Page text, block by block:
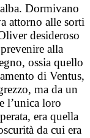
Dormivano
attorno alle sorti
desideroso
alla
ossia quello
di Ventus,
ma da un
l’unica loro
era quella
da cui era